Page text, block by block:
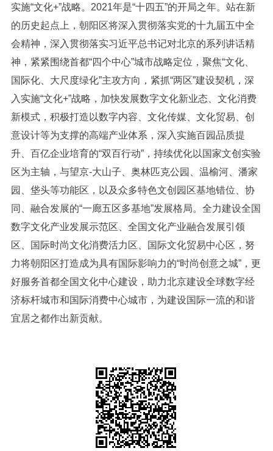
实施“文化+”战略。2021年是“十四五”的开局之年。站在新
的历史起点上，朝阳区将深入贯彻落实党的十九届五中全
会精神，深入贯彻落实习近平总书记对北京的系列讲话精
神，紧紧围绕首都“四个中心”城市战略定位，聚焦“文化、
国际化、大尺度绿化”主攻方向，紧抓“两区”建设契机，深
入实施“文化+”战略，加快发展数字文化新业态、文化消费
新模式，积极打造以数字内容、文化传媒、文化贸易、创
意设计等为支撑的高端产业体系，深入实施百园品质提
升、百亿企业培育的“双百行动”，持续优化以国家文创实验
区为主轴，与望京-大山子、奥林匹克公园、温榆河、潘家
园、垡头等功能区，以及众多特色文创园区基地错位、协
同、融合发展的“一廊五区多基地”发展格局。全力建设全国
数字文化产业发展示范区、全国文化产业融合发展引领
区、国际时尚文化消费活力区、国际文化贸易中心区，努
力将朝阳区打造成为具有国际影响力的“时尚创意之城”，更
好服务首都全国文化中心建设，助力北京建设全球数字经
济标杆城市和国际消费中心城市，为建设国际一流的和谐
宜居之都作出新贡献。